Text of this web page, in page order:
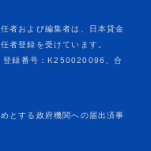
者および編集者は、日本貸金
者登録を受けています。
登録番号：K250020096、合
とする政府機関への届出済事